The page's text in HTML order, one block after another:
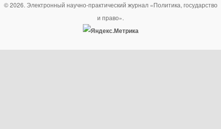
© 2026. Электронный научно-практический журнал «Политика, государство
и право».